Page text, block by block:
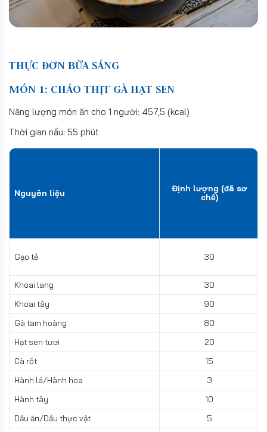
THỰC ĐƠN BỮA SÁNG
MÓN 1: CHÁO THỊT GÀ HẠT SEN
Năng lượng món ăn cho 1 người: 457,5 (kcal)
Thời gian nấu: 55 phút
Nguyên liệu
Định lượng (đã sơ
chế)
Gạo tẻ 30
Khoai lang
30
Khoai tây
90
Gà tam hoàng
80
Hạt sen tươi
20
Cà rốt
15
Hành lá/Hành hoa
3
Hành tây
10
Dầu ăn/Dầu thực vật
5